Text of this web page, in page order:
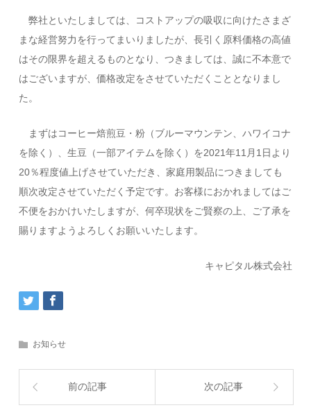
弊社といたしましては、コストアップの吸収に向けたさまざ
まな経営努力を行ってまいりましたが、長引く原料価格の高値
はその限界を超えるものとなり、つきましては、誠に不本意で
はございますが、価格改定をさせていただくこととなりまし
た。
まずはコーヒー焙煎豆・粉（ブルーマウンテン、ハワイコナ
を除く）、生豆（一部アイテムを除く）を2021年11月1日より
20％程度値上げさせていただき、家庭用製品につきましても
順次改定させていただく予定です。お客様におかれましてはご
不便をおかけいたしますが、何卒現状をご賢察の上、ご了承を
賜りますようよろしくお願いいたします。
キャピタル株式会社
お知らせ
前の記事 次の記事